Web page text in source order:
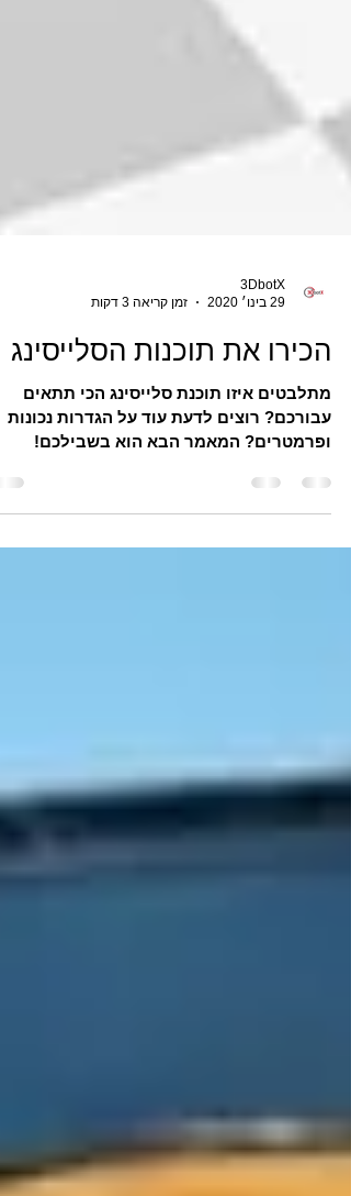
29 בינו׳ 2020
זמן קריאה 3 דקות
הכירו את תוכנות הסלייסינג
מתלבטים איזו תוכנת סלייסינג הכי תתאים
ופרמטרים? המאמר הבא הוא בשבילכם!